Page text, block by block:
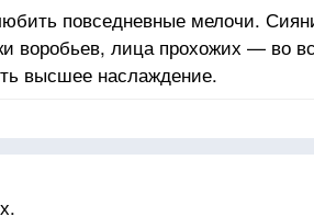
повседневные мелочи.
воробьев, лица прохожих — во
высшее наслаждение.